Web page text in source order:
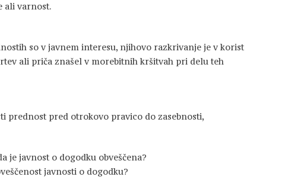
ali varnost.
so v javnem interesu, njihovo razkrivanje je v korist
ali priča znašel v morebitnih kršitvah pri delu teh
prednost pred otrokovo pravico do zasebnosti,
je javnost o dogodku obveščena?
javnosti o dogodku?